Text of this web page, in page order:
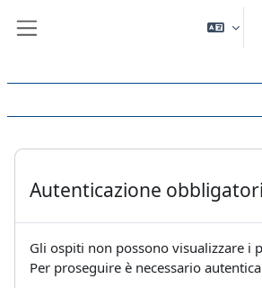
Autenticazione
Gli ospiti non possono visualizzare i
Per proseguire è necessario